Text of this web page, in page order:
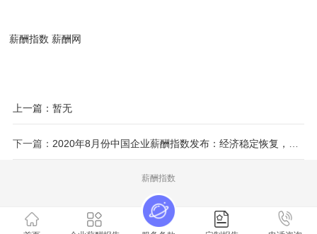
薪酬指数 薪酬网
上一篇：暂无
下一篇： 2020年8月份中国企业薪酬指数发布：经济稳定恢复，向好态势
薪酬指数